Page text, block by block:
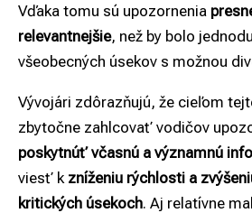
Vďaka tomu sú upozornenia
relevantnejšie, než by bolo
všeobecných úsekov s možnou
Vývojári zdôrazňujú, že cieľom
zbytočne zahlcovať vodičov
poskytnúť včasnú a významnú
viesť k zníženiu rýchlosti a
kritických úsekoch. Aj relatívne